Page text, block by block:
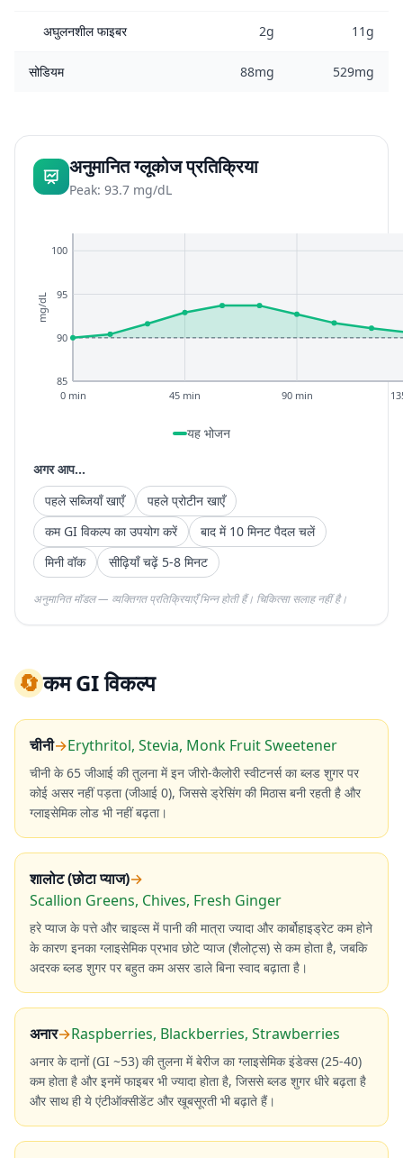
अघुलनशील फाइबर 2g 11g
सोडियम 88mg 529mg
अनुमानित ग्लूकोज प्रतिक्रिया
Peak: 93.7 mg/dL
85
90
95
100
0 min 45 min 90 min
mg/dL
यह भोजन
अगर आप...
पहले सब्जियाँ खाएँ
पहले प्रोटीन खाएँ
कम GI विकल्प का उपयोग करें
बाद में 10 मिनट पैदल चलें
मिनी वॉक
सीढ़ियाँ चढ़ें 5-8 मिनट
अनुमानित मॉडल — व्यक्तिगत प्रतिक्रियाएँ भिन्न होती हैं। चिकित्सा सलाह नहीं है।
🔄कम GI विकल्प
चीनी→Erythritol, Stevia, Monk Fruit Sweetener
चीनी के 65 जीआई की तुलना में इन जीरो-कैलोरी स्वीटनर्स का ब्लड शुगर पर
कोई असर नहीं पड़ता (जीआई 0), जिससे ड्रेसिंग की मिठास बनी रहती है और
ग्लाइसेमिक लोड भी नहीं बढ़ता।
शालोट (छोटा प्याज)→
Scallion Greens, Chives, Fresh Ginger
हरे प्याज के पत्ते और चाइव्स में पानी की मात्रा ज्यादा और कार्बोहाइड्रेट कम होने
के कारण इनका ग्लाइसेमिक प्रभाव छोटे प्याज (शैलोट्स) से कम होता है, जबकि
अदरक ब्लड शुगर पर बहुत कम असर डाले बिना स्वाद बढ़ाता है।
अनार→Raspberries, Blackberries, Strawberries
अनार के दानों (GI ~53) की तुलना में बेरीज का ग्लाइसेमिक इंडेक्स (25-40)
कम होता है और इनमें फाइबर भी ज्यादा होता है, जिससे ब्लड शुगर धीरे बढ़ता है
और साथ ही ये एंटीऑक्सीडेंट और खूबसूरती भी बढ़ाते हैं।